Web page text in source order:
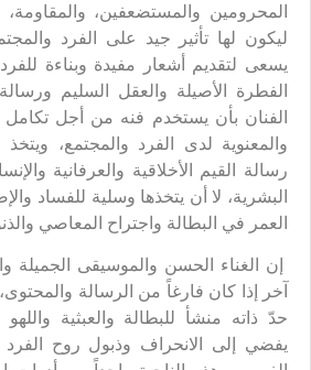
المحرومين والمستضعفين، والمقاومة،
ليكون لها تأثير جيد على الفرد
يسعى لتقديم أشعار مفيدة وبناءة
الفطرة الأصيلة والعقل السليم
الفنان بأن يستخدم فنه من أجل تكامل
والمعنوية لدى الفرد والمجتمع،
رسالة القيم الأخلاقية والعرفانية
البشرية، لا أن يتخذها وسلية للفساد
العمر في البطالة واجتراح المعاصي
إن الغناء الحسن والموسيقى الجميلة
آخر إذا كان فارغاً من الرسالة
حدّ ذاته منشأ للبطالة والعبثية واللهو
يفضي إلى الانحراف وذبول روح